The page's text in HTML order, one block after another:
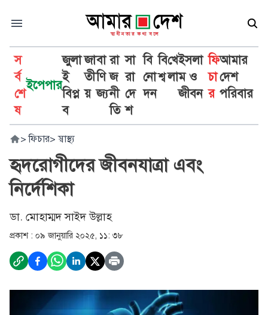
স
র্ব
শে
ষ
ইপেপার
জুলা
ই
বিপ্ল
ব
জা
তী
য়
বা
ণি
জ্য
রা
জ
নী
তি
সা
রা
দে
শ
বি
নো
দন
বি
শ্ব
খে
লা
ইসলা
ম ও
জীবন
ফি
চা
র
আমার
দেশ
পরিবার
> ফিচার> স্বাস্থ্য
হৃদরোগীদের জীবনযাত্রা এবং
নির্দেশিকা
ডা. মোহাম্মদ সাইদ উল্লাহ
প্রকাশ : ০৯ জানুয়ারি ২০২৫, ১১: ৩৮